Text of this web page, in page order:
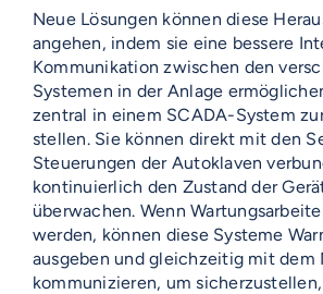
Neue Lösungen können diese
angehen, indem sie eine bessere
Kommunikation zwischen den
Systemen in der Anlage
zentral in einem SCADA-System
stellen. Sie können direkt mit den
Steuerungen der Autoklaven
kontinuierlich den Zustand der
überwachen. Wenn
werden, können diese Systeme
ausgeben und gleichzeitig mit dem
kommunizieren, um